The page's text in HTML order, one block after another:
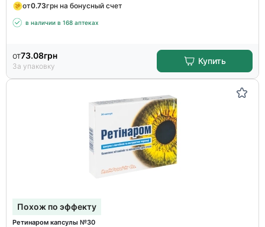
от0.73грн на бонусный счет
в наличии в 168 аптеках
от73.08грн
За упаковку
Купить
Похож по эффекту
Ретинаром капсулы №30